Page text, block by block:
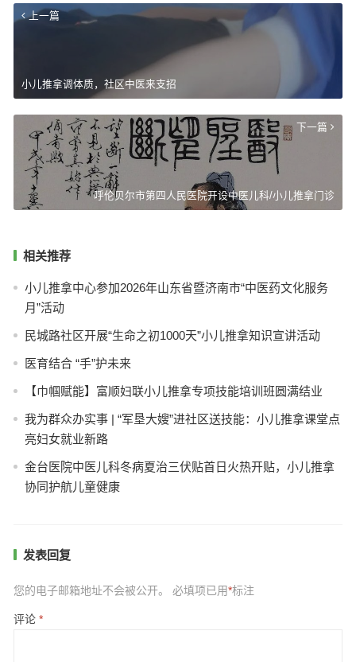
上一篇
小儿推拿调体质，社区中医来支招
下一篇
呼伦贝尔市第四人民医院开设中医儿科/小儿推拿门诊
相关推荐
小儿推拿中心参加2026年山东省暨济南市“中医药文化服务
月”活动
民城路社区开展“生命之初1000天”小儿推拿知识宣讲活动
医育结合 “手”护未来
【巾帼赋能】富顺妇联小儿推拿专项技能培训班圆满结业
我为群众办实事 | “军垦大嫂”进社区送技能：小儿推拿课堂点
亮妇女就业新路
金台医院中医儿科冬病夏治三伏贴首日火热开贴，小儿推拿
协同护航儿童健康
发表回复
您的电子邮箱地址不会被公开。 必填项已用*标注
评论 *